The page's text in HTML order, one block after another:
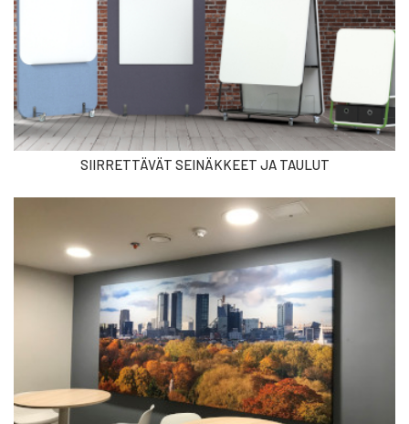
SIIRRETTÄVÄT SEINÄKKEET JA TAULUT